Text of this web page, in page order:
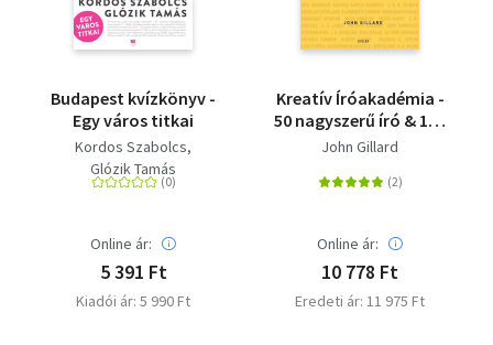
Budapest kvízkönyv -
Egy város titkai
Kordos Szabolcs
Glózik Tamás
Online ár:
5 391 Ft
Kiadói ár: 5 990 Ft
Kreatív Íróakadémia -
50 nagyszerű író & 175
alkotói feladat
John Gillard
Online ár:
10 778 Ft
Eredeti ár: 11 975 Ft